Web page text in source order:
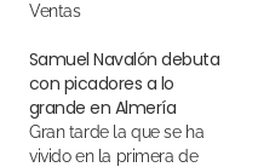
Ventas
Samuel Navalón debuta
con picadores a lo
grande en Almería
Gran tarde la que se ha
vivido en la primera de